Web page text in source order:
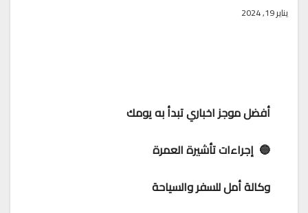
يناير 19, 2024
أفضل موجز اخباري تبدأ به يومك
🔵 إجراءات تأشيرة العمرة
وكالة أمل للسفر والسياحة